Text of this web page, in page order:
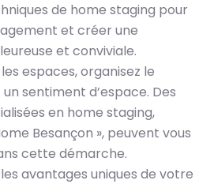
de home staging pour
et créer une
et conviviale.
espaces, organisez le
sentiment d’espace. Des
en home staging,
Besançon », peuvent vous
cette démarche.
avantages uniques de votre